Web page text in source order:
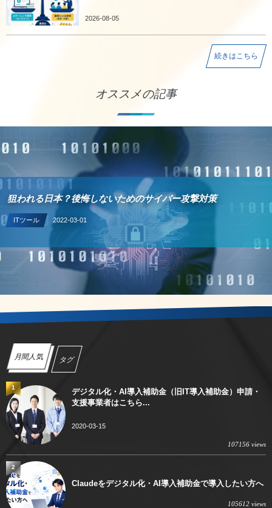
2026-08-05
続きはこちら
オススメの記事
狙われる日本？後悔しないためのサイバー攻撃対策
ITツール 2022-03-01
月間人気 タグ
デジタル化・AI導入補助金（旧IT導入補助金）申請・
支援事業者はこちら...
2020-03-15
107156 views
1
Claudeをデジタル化・AI導入補助金で導入したい方へ
105612 views
2